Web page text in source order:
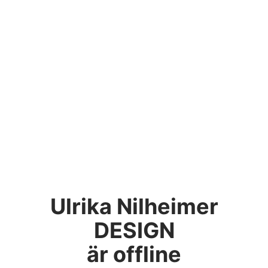
Ulrika Nilheimer
DESIGN
är offline